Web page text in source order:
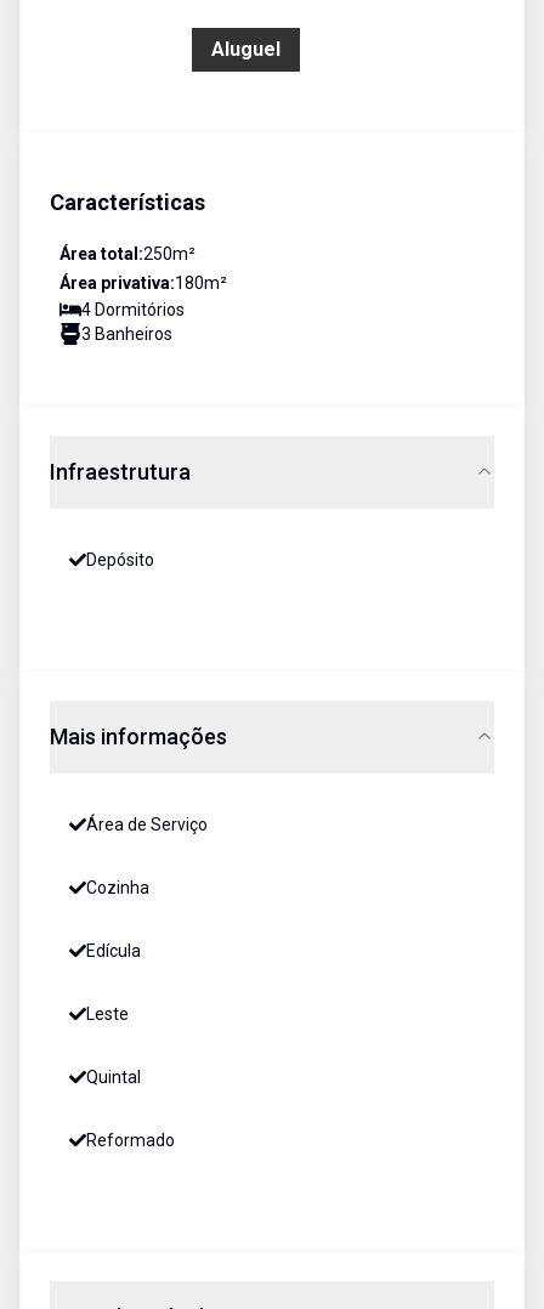
Aluguel
Características
Área total:250m²
Área privativa:180m²
4 Dormitórios
3 Banheiros
Infraestrutura
Depósito
Mais informações
Área de Serviço
Cozinha
Edícula
Leste
Quintal
Reformado